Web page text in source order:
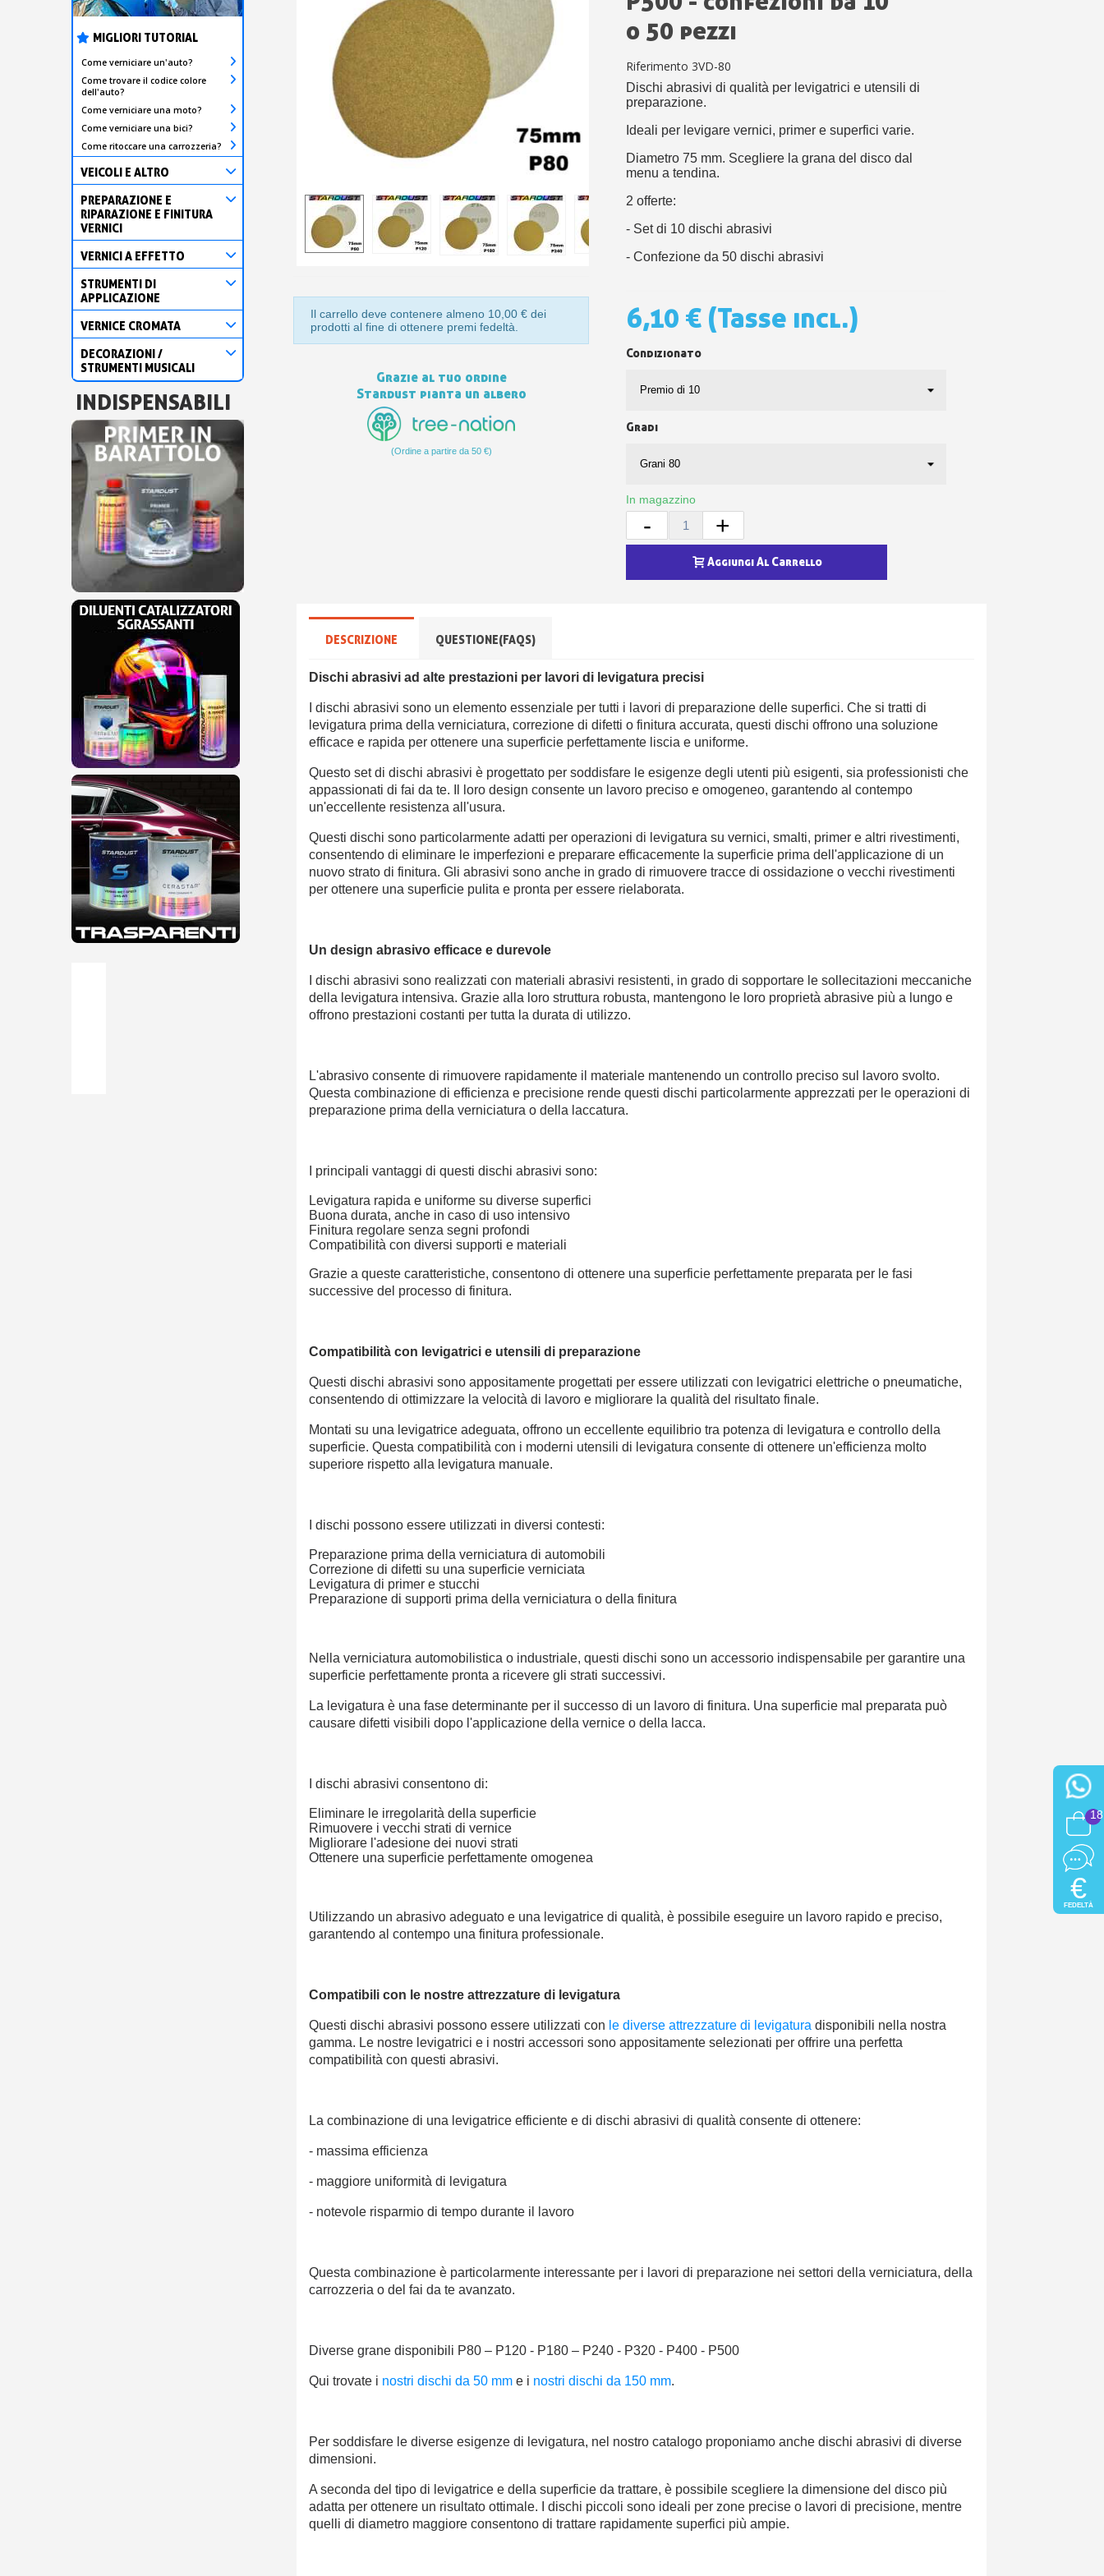
10€ di buono shopping per ogni referral
MIGLIORI TUTORIAL
Come verniciare un'auto?
Come trovare il codice colore
dell'auto?
Come verniciare una moto?
Come verniciare una bici?
Come ritoccare una carrozzeria?
VEICOLI E ALTRO
PREPARAZIONE E
RIPARAZIONE E FINITURA
VERNICI
VERNICI A EFFETTO
STRUMENTI DI
APPLICAZIONE
VERNICE CROMATA
DECORAZIONI /
STRUMENTI MUSICALI
INDISPENSABILI
Il carrello deve contenere almeno 10,00 € dei
prodotti al fine di ottenere premi fedeltà.
Grazie al tuo ordine
Stardust pianta un albero
(Ordine a partire da 50 €)
o 50 pezzi
Riferimento 3VD-80
Dischi abrasivi di qualità per levigatrici e utensili di
preparazione.
Ideali per levigare vernici, primer e superfici varie.
Diametro 75 mm. Scegliere la grana del disco dal
menu a tendina.
2 offerte:
- Set di 10 dischi abrasivi
- Confezione da 50 dischi abrasivi
6,10 € (Tasse incl.)
Condizionato
Gradi
In magazzino
- +
Aggiungi Al Carrello
DESCRIZIONE QUESTIONE(FAQS)
Dischi abrasivi ad alte prestazioni per lavori di levigatura precisi
I dischi abrasivi sono un elemento essenziale per tutti i lavori di preparazione delle superfici. Che si tratti di
levigatura prima della verniciatura, correzione di difetti o finitura accurata, questi dischi offrono una soluzione
efficace e rapida per ottenere una superficie perfettamente liscia e uniforme.
Questo set di dischi abrasivi è progettato per soddisfare le esigenze degli utenti più esigenti, sia professionisti che
appassionati di fai da te. Il loro design consente un lavoro preciso e omogeneo, garantendo al contempo
un'eccellente resistenza all'usura.
Questi dischi sono particolarmente adatti per operazioni di levigatura su vernici, smalti, primer e altri rivestimenti,
consentendo di eliminare le imperfezioni e preparare efficacemente la superficie prima dell'applicazione di un
nuovo strato di finitura. Gli abrasivi sono anche in grado di rimuovere tracce di ossidazione o vecchi rivestimenti
per ottenere una superficie pulita e pronta per essere rielaborata.
Un design abrasivo efficace e durevole
I dischi abrasivi sono realizzati con materiali abrasivi resistenti, in grado di sopportare le sollecitazioni meccaniche
della levigatura intensiva. Grazie alla loro struttura robusta, mantengono le loro proprietà abrasive più a lungo e
offrono prestazioni costanti per tutta la durata di utilizzo.
L'abrasivo consente di rimuovere rapidamente il materiale mantenendo un controllo preciso sul lavoro svolto.
Questa combinazione di efficienza e precisione rende questi dischi particolarmente apprezzati per le operazioni di
preparazione prima della verniciatura o della laccatura.
I principali vantaggi di questi dischi abrasivi sono:
Levigatura rapida e uniforme su diverse superfici
Buona durata, anche in caso di uso intensivo
Finitura regolare senza segni profondi
Compatibilità con diversi supporti e materiali
Grazie a queste caratteristiche, consentono di ottenere una superficie perfettamente preparata per le fasi
successive del processo di finitura.
Compatibilità con levigatrici e utensili di preparazione
Questi dischi abrasivi sono appositamente progettati per essere utilizzati con levigatrici elettriche o pneumatiche,
consentendo di ottimizzare la velocità di lavoro e migliorare la qualità del risultato finale.
Montati su una levigatrice adeguata, offrono un eccellente equilibrio tra potenza di levigatura e controllo della
superficie. Questa compatibilità con i moderni utensili di levigatura consente di ottenere un'efficienza molto
superiore rispetto alla levigatura manuale.
I dischi possono essere utilizzati in diversi contesti:
Preparazione prima della verniciatura di automobili
Correzione di difetti su una superficie verniciata
Levigatura di primer e stucchi
Preparazione di supporti prima della verniciatura o della finitura
Nella verniciatura automobilistica o industriale, questi dischi sono un accessorio indispensabile per garantire una
superficie perfettamente pronta a ricevere gli strati successivi.
La levigatura è una fase determinante per il successo di un lavoro di finitura. Una superficie mal preparata può
causare difetti visibili dopo l'applicazione della vernice o della lacca.
I dischi abrasivi consentono di:
Eliminare le irregolarità della superficie
Rimuovere i vecchi strati di vernice
Migliorare l'adesione dei nuovi strati
Ottenere una superficie perfettamente omogenea
Utilizzando un abrasivo adeguato e una levigatrice di qualità, è possibile eseguire un lavoro rapido e preciso,
garantendo al contempo una finitura professionale.
Compatibili con le nostre attrezzature di levigatura
Questi dischi abrasivi possono essere utilizzati con le diverse attrezzature di levigatura disponibili nella nostra
gamma. Le nostre levigatrici e i nostri accessori sono appositamente selezionati per offrire una perfetta
compatibilità con questi abrasivi.
La combinazione di una levigatrice efficiente e di dischi abrasivi di qualità consente di ottenere:
- massima efficienza
- maggiore uniformità di levigatura
- notevole risparmio di tempo durante il lavoro
Questa combinazione è particolarmente interessante per i lavori di preparazione nei settori della verniciatura, della
carrozzeria o del fai da te avanzato.
Diverse grane disponibili P80 – P120 - P180 – P240 - P320 - P400 - P500
Qui trovate i nostri dischi da 50 mm e i nostri dischi da 150 mm.
Per soddisfare le diverse esigenze di levigatura, nel nostro catalogo proponiamo anche dischi abrasivi di diverse
dimensioni.
A seconda del tipo di levigatrice e della superficie da trattare, è possibile scegliere la dimensione del disco più
adatta per ottenere un risultato ottimale. I dischi piccoli sono ideali per zone precise o lavori di precisione, mentre
quelli di diametro maggiore consentono di trattare rapidamente superfici più ampie.
18
€
FEDELTÀ